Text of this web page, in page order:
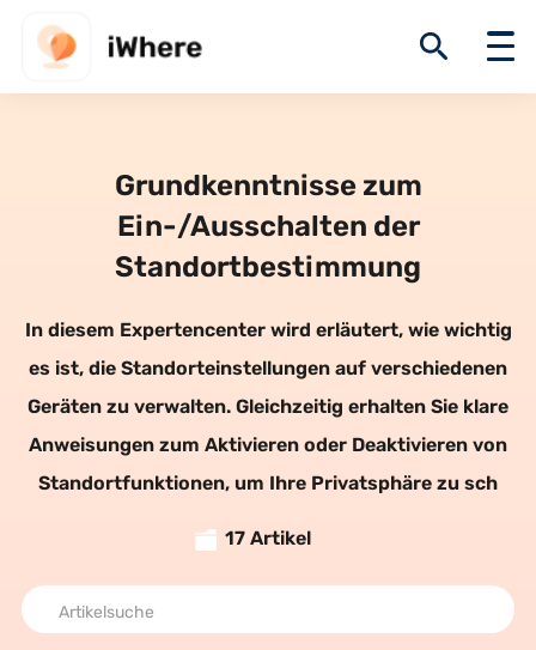
Grundkenntnisse zum
Ein-/Ausschalten der
Standortbestimmung
In diesem Expertencenter wird erläutert, wie wichtig
es ist, die Standorteinstellungen auf verschiedenen
Geräten zu verwalten. Gleichzeitig erhalten Sie klare
Anweisungen zum Aktivieren oder Deaktivieren von
Standortfunktionen, um Ihre Privatsphäre zu sch
17 Artikel